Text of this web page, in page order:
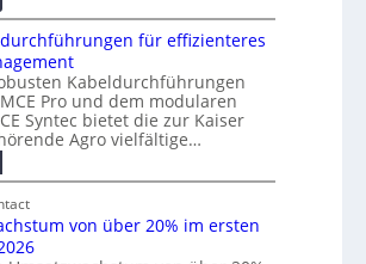
e
r
n
n
cr
für effizienteres
Kabeldurchführungen
Pro und dem modularen
Syntec bietet die zur Kaiser
Agro vielfältige…
von über 20% im ersten